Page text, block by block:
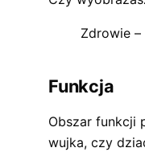
Zdrowie
Funkcja
Obszar funkcji
wujka, czy